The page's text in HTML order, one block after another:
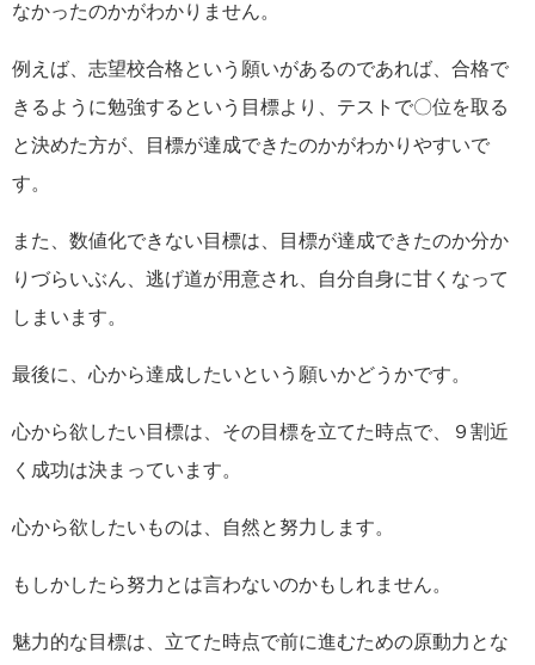
なかったのかがわかりません。
例えば、志望校合格という願いがあるのであれば、合格で
きるように勉強するという目標より、テストで〇位を取る
と決めた方が、目標が達成できたのかがわかりやすいで
す。
また、数値化できない目標は、目標が達成できたのか分か
りづらいぶん、逃げ道が用意され、自分自身に甘くなって
しまいます。
最後に、心から達成したいという願いかどうかです。
心から欲したい目標は、その目標を立てた時点で、９割近
く成功は決まっています。
心から欲したいものは、自然と努力します。
もしかしたら努力とは言わないのかもしれません。
魅力的な目標は、立てた時点で前に進むための原動力とな